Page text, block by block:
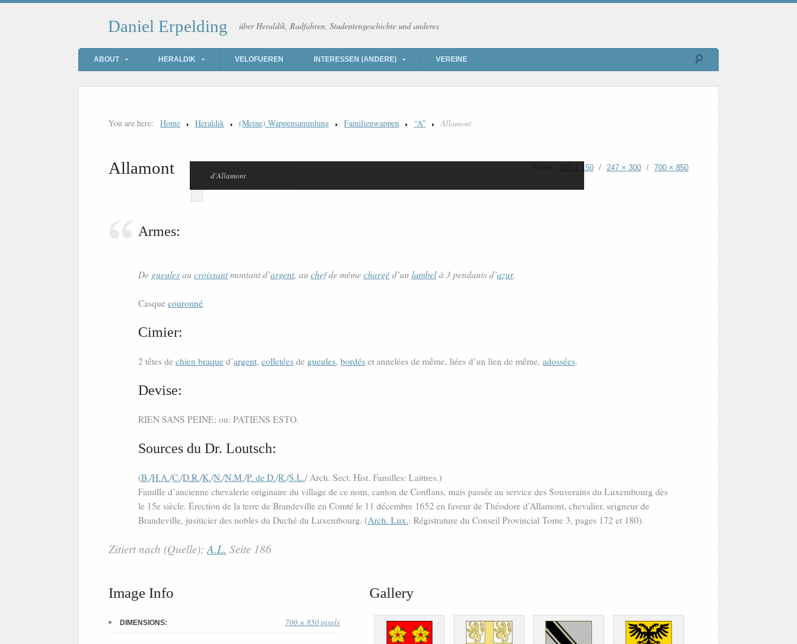
Daniel Erpelding über Heraldik, Radfahren, Studentengeschichte und anderes
ABOUT HERALDIK VELOFUEREN INTERESSEN (ANDERE) VEREINE
You are here: Home Heraldik (Meine) Wappensammlung Familienwappen “A” Allamont
Allamont 150 × 150 / 247 × 300 / 700 × 850
d'Allamont
Armes:
De gueulesau croissantmontant d’argent, au chefde mêmechargéd’un lambelà 3 pendants d’azur.
Casque couronné.
Cimier:
2 têtes de chien braque d’argent, colletées de gueules, bordés et annelées de même, liées d’un lien de même, adossées.
Devise:
RIEN SANS PEINE; ou: PATIENS ESTO.
Sources du Dr. Loutsch:
(B./H.A./C./D.R./K./N./N.M./P. de D./R./S.L./ Arch. Sect. Hist. Familles: Laittres.)
Famille d’ancienne chevalerie originaire du village de ce nom, canton de Conflans, mais passée au service des Souverains du Luxembourg dès
le 15e siècle. Érection de la terre de Brandeville en Comté le 11 décembre 1652 en faveur de Théodore d’Allamont, chevalier, seigneur de
Brandeville, jusiticier des nobles du Duché du Luxembourg. (Arch. Lux.: Régistrature du Conseil Provincial Tome 3, pages 172 et 180).
Zitiert nach (Quelle):A.L. Seite 186
Image Info
DIMENSIONS: 700 × 850 pixels
Gallery